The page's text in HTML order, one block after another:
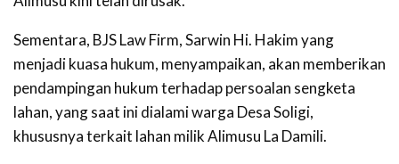
Sementara, BJS Law Firm, Sarwin Hi. Hakim yang
menjadi kuasa hukum, menyampaikan, akan memberikan
pendampingan hukum terhadap persoalan sengketa
lahan, yang saat ini dialami warga Desa Soligi,
khususnya terkait lahan milik Alimusu La Damili.